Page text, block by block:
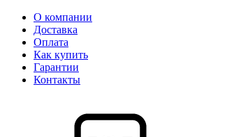
О компании
Доставка
Оплата
Как купить
Гарантии
Контакты